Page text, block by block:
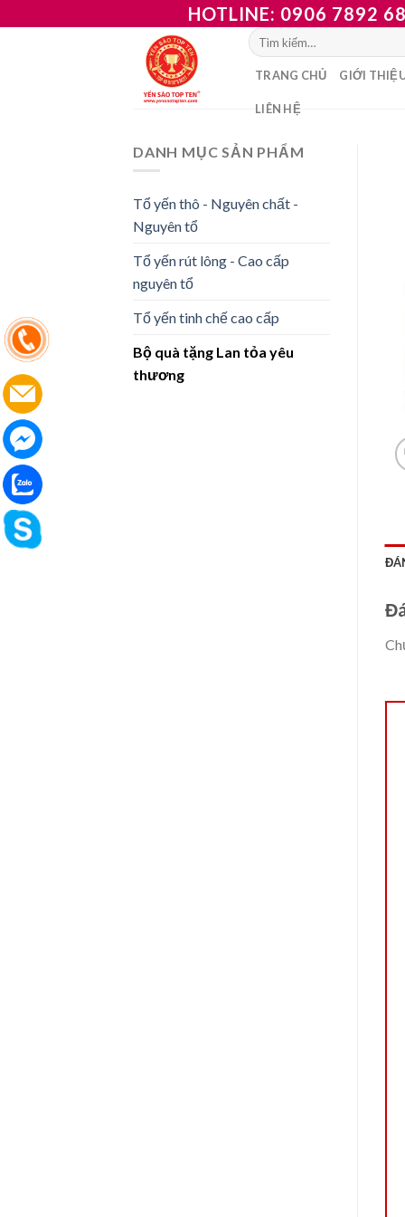
HOTLINE: 0906 7892
Tìm
kiếm:
TRANG CHỦ GIỚI
LIÊN HỆ
DANH MỤC SẢN PHẨM
Tổ yến thô - Nguyên chất -
Nguyên tổ
Tổ yến rút lông - Cao cấp
nguyên tổ
Tổ yến tinh chế cao cấp
Bộ quà tặng Lan tỏa yêu
thương